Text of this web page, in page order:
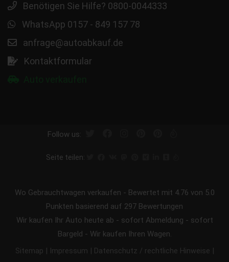
Benötigen Sie Hilfe? 0800-0044333
WhatsApp 0157 - 849 157 78
anfrage@autoabkauf.de
Kontaktformular
Follow us:
Seite teilen:
Wo Gebrauchtwagen verkaufen - Bewertet mit 4.76 von 5.0
Punkten basierend auf 297 Bewertungen
Wir kaufen Ihr Auto heute ab - sofort Abmeldung - sofort
Bargeld - Wir kaufen Ihren Wagen.
Sitemap | Impressum | Datenschutz / rechtliche Hinweise |